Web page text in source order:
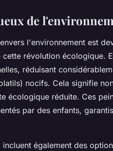
de
l'environnement est
révolution écologique.
réduisant
nocifs. Cela signifie
écologique réduite. Ces
par des enfants,
incluent également des